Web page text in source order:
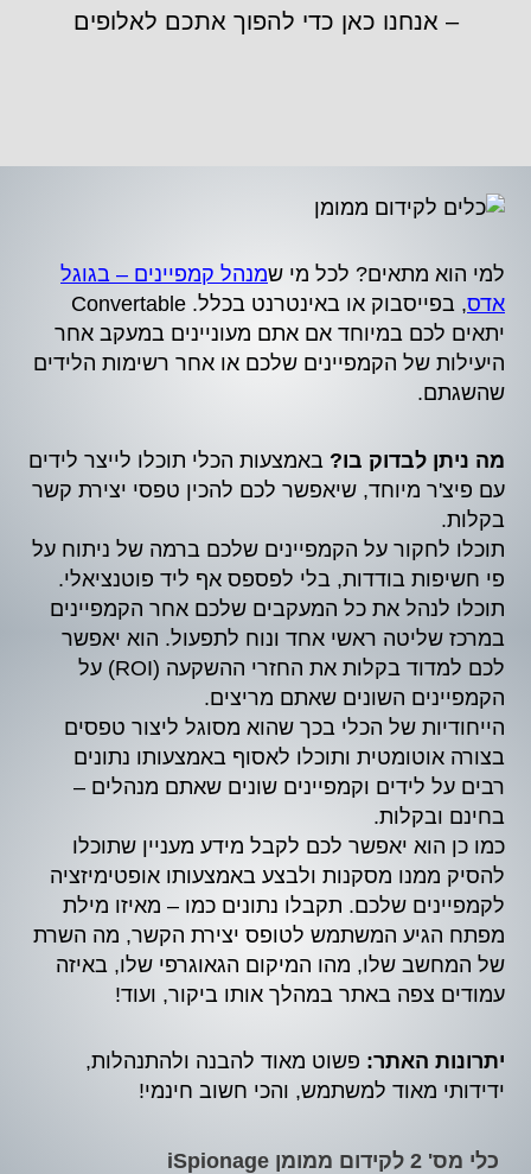
– אנחנו כאן כדי להפוך אתכם לאלופים
למי הוא מתאים? לכל מי שמנהל קמפיינים – בגוגל
אדס
, בפייסבוק או באינטרנט בכלל. Convertable
יתאים לכם במיוחד אם אתם מעוניינים במעקב אחר
היעילות של הקמפיינים שלכם או אחר רשימות הלידים
שהשגתם.
מה ניתן לבדוק בו? באמצעות הכלי תוכלו לייצר לידים
עם פיצ'ר מיוחד, שיאפשר לכם להכין טפסי יצירת קשר
בקלות.
תוכלו לחקור על הקמפיינים שלכם ברמה של ניתוח על
פי חשיפות בודדות, בלי לפספס אף ליד פוטנציאלי.
תוכלו לנהל את כל המעקבים שלכם אחר הקמפיינים
במרכז שליטה ראשי אחד ונוח לתפעול. הוא יאפשר
לכם למדוד בקלות את החזרי ההשקעה (ROI) על
הקמפיינים השונים שאתם מריצים.
הייחודיות של הכלי בכך שהוא מסוגל ליצור טפסים
בצורה אוטומטית ותוכלו לאסוף באמצעותו נתונים
רבים על לידים וקמפיינים שונים שאתם מנהלים –
בחינם ובקלות.
כמו כן הוא יאפשר לכם לקבל מידע מעניין שתוכלו
להסיק ממנו מסקנות ולבצע באמצעותו אופטימיזציה
לקמפיינים שלכם. תקבלו נתונים כמו – מאיזו מילת
מפתח הגיע המשתמש לטופס יצירת הקשר, מה השרת
של המחשב שלו, מהו המיקום הגאוגרפי שלו, באיזה
עמודים צפה באתר במהלך אותו ביקור, ועוד!
יתרונות האתר: פשוט מאוד להבנה ולהתנהלות,
ידידותי מאוד למשתמש, והכי חשוב חינמי!
כלי מס' 2 לקידום ממומן iSpionage